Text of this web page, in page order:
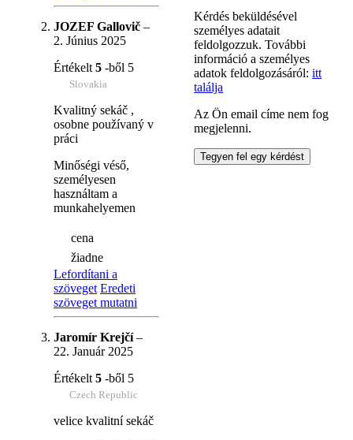
JOZEF Gallovič –
2. Június 2025
Értékelt 5 -ből 5
Slovakia
Kvalitný sekáč ,
osobne používaný v
práci
Minőségi véső,
személyesen
használtam a
munkahelyemen
cena
žiadne
Lefordítani a
szöveget Eredeti
szöveget mutatni
Jaromír Krejčí –
22. Január 2025
Értékelt 5 -ből 5
Czech Republic
velice kvalitní sekáč
Kérdés beküldésével
személyes adatait
feldolgozzuk. További
információ a személyes
adatok feldolgozásáról:itt
találja
Az Ön email címe nem fog
megjelenni.